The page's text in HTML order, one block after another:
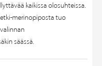
kaikissa olosuhteissa.
merinopiposta tuo
säässä.